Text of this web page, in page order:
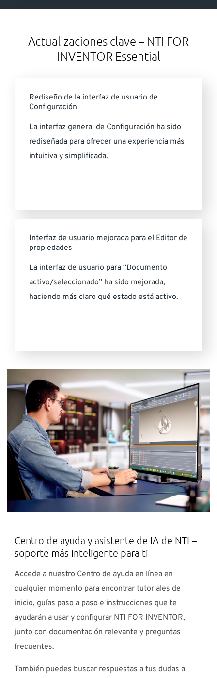
Actualizaciones clave – NTI FOR
INVENTOR Essential
Rediseño de la interfaz de usuario de
Configuración
La interfaz general de Configuración ha sido
rediseñada para ofrecer una experiencia más
intuitiva y simplificada.
Interfaz de usuario mejorada para el Editor de
propiedades
La interfaz de usuario para “Documento
activo/seleccionado” ha sido mejorada,
haciendo más claro qué estado está activo.
Centro de ayuda y asistente de IA de NTI –
soporte más inteligente para ti
Accede a nuestro Centro de ayuda en línea en
cualquier momento para encontrar tutoriales de
inicio, guías paso a paso e instrucciones que te
ayudarán a usar y configurar NTI FOR INVENTOR,
junto con documentación relevante y preguntas
frecuentes.
También puedes buscar respuestas a tus dudas a